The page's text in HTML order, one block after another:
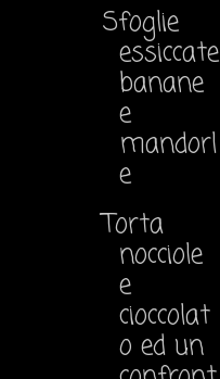
Sfoglie
essiccate
banane
e
mandorl
e
Torta
nocciole
e
cioccolat
o ed un